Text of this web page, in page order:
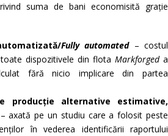
suma de bani economisită grație
Fully automated – costul
dispozitivele din flotaMarkforgeda
fără nicio implicare din partea
producție alternative estimative,
– axată pe un studiu care a folosit peste
în vederea identificării raportului